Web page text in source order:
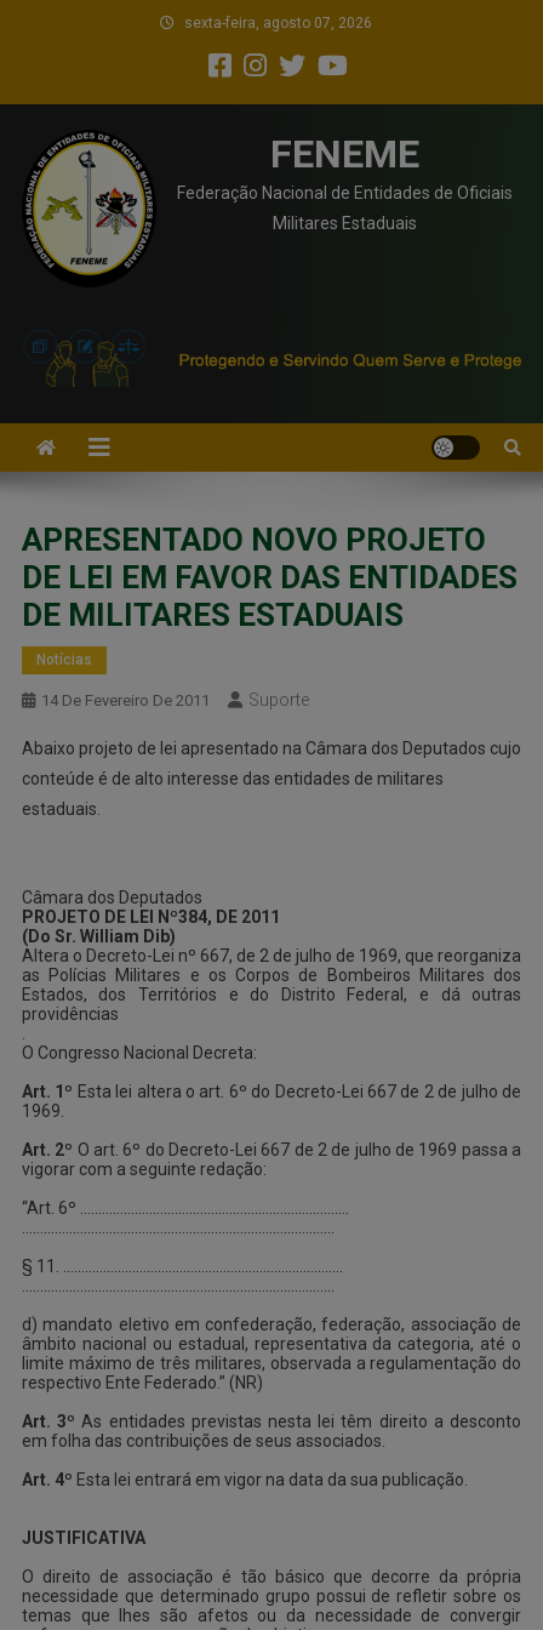
sexta-feira, agosto 07, 2026
FENEME
Federação Nacional de Entidades de Oficiais
Militares Estaduais
APRESENTADO NOVO PROJETO
DE LEI EM FAVOR DAS ENTIDADES
DE MILITARES ESTADUAIS
Notícias
14 De Fevereiro De 2011 Suporte
Abaixo projeto de lei apresentado na Câmara dos Deputados cujo
conteúde é de alto interesse das entidades de militares
estaduais.
Câmara dos Deputados
PROJETO DE LEI Nº384, DE 2011
(Do Sr. William Dib)
Altera o Decreto-Lei nº 667, de 2 de julho de 1969, que reorganiza
as Polícias Militares e os Corpos de Bombeiros Militares dos
Estados, dos Territórios e do Distrito Federal, e dá outras
providências
.
O Congresso Nacional Decreta:
Art. 1º Esta lei altera o art. 6º do Decreto-Lei 667 de 2 de julho de
1969.
Art. 2º O art. 6º do Decreto-Lei 667 de 2 de julho de 1969 passa a
vigorar com a seguinte redação:
“Art. 6º ………………………………………………………………..
…………………………………………………………………………..
§ 11. …………………………………………………………………..
…………………………………………………………………………..
d) mandato eletivo em confederação, federação, associação de
âmbito nacional ou estadual, representativa da categoria, até o
limite máximo de três militares, observada a regulamentação do
respectivo Ente Federado.” (NR)
Art. 3ºAs entidades previstas nesta lei têm direito a desconto
em folha das contribuições de seus associados.
Art. 4º Esta lei entrará em vigor na data da sua publicação.
JUSTIFICATIVA
O direito de associação é tão básico que decorre da própria
necessidade que determinado grupo possui de refletir sobre os
temas que lhes são afetos ou da necessidade de convergir